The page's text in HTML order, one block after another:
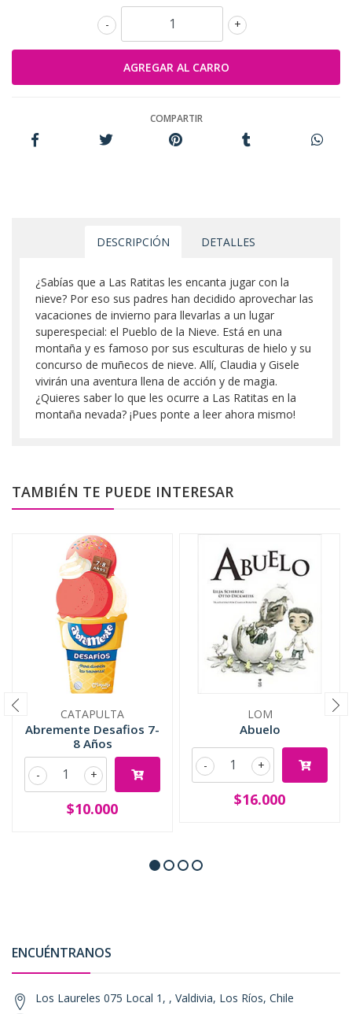
+
-
COMPARTIR
DESCRIPCIÓN DETALLES
¿Sabías que a Las Ratitas les encanta jugar con la
nieve? Por eso sus padres han decidido aprovechar las
vacaciones de invierno para llevarlas a un lugar
superespecial: el Pueblo de la Nieve. Está en una
montaña y es famoso por sus esculturas de hielo y su
concurso de muñecos de nieve. Allí, Claudia y Gisele
vivirán una aventura llena de acción y de magia.
¿Quieres saber lo que les ocurre a Las Ratitas en la
montaña nevada? ¡Pues ponte a leer ahora mismo!
TAMBIÉN TE PUEDE INTERESAR
CATAPULTA
Abremente Desafios 7-
8 Años
+
-
$10.000
LOM
Abuelo
+
-
$16.000
ENCUÉNTRANOS
Los Laureles 075 Local 1, , Valdivia, Los Ríos, Chile